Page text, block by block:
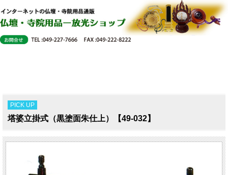
PICK UP
塔婆立掛式（黒塗面朱仕上）【49-032】